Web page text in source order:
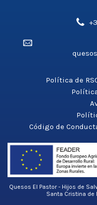
>
Política de
Código de
Quesos El Pastor - Hijos de
Santa Cristina de